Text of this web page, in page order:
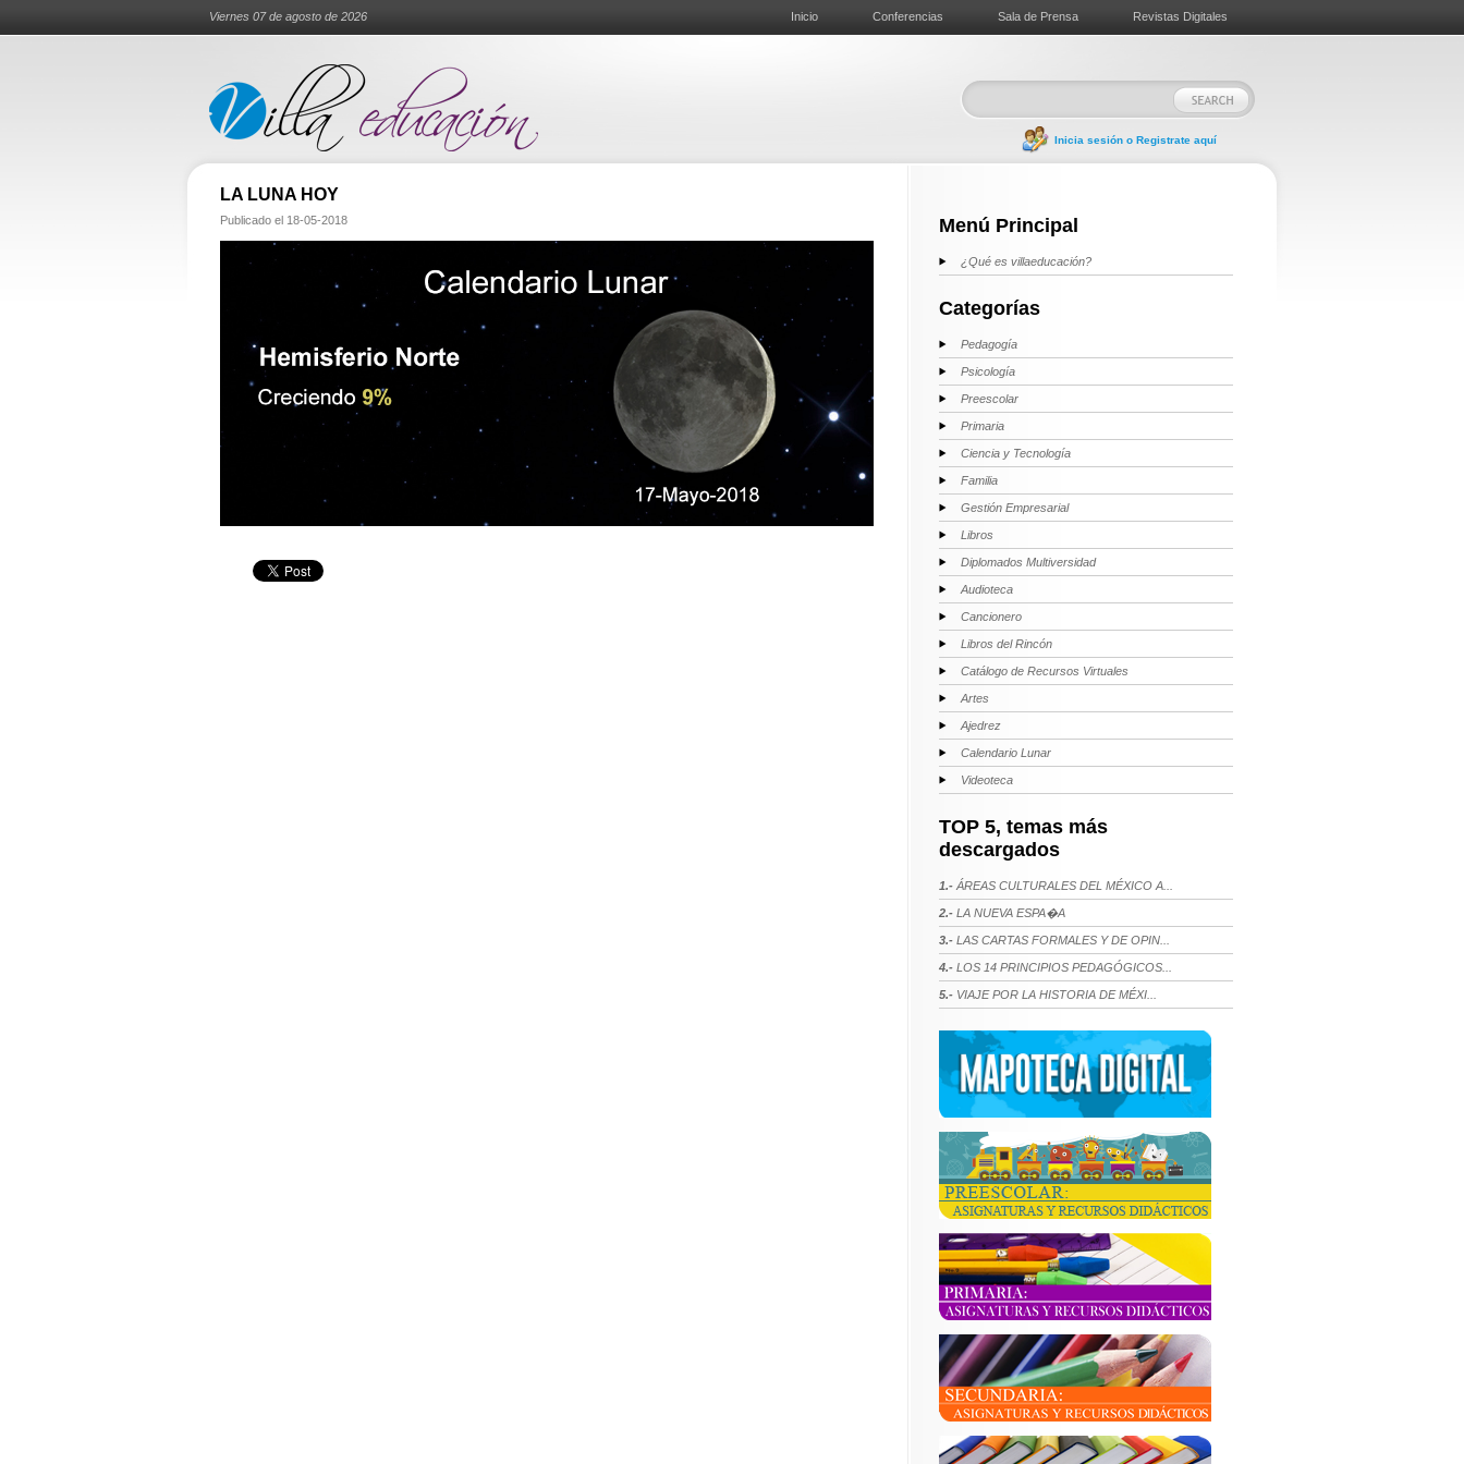
Viernes 07 de agosto de 2026 Inicio Conferencias Sala de Prensa Revistas Digitales
Inicia sesión o Registrate aquí
LA LUNA HOY
Publicado el 18-05-2018 Menú Principal
¿Qué es villaeducación?
Categorías
Pedagogía
Psicología
Preescolar
Primaria
Ciencia y Tecnología
Familia
Gestión Empresarial
Libros
Diplomados Multiversidad
Audioteca
Cancionero
Libros del Rincón
Catálogo de Recursos Virtuales
Artes
Ajedrez
Calendario Lunar
Videoteca
TOP 5, temas más
descargados
1.- ÁREAS CULTURALES DEL MÉXICO A...
2.- LA NUEVA ESPA�A
3.- LAS CARTAS FORMALES Y DE OPIN...
4.- LOS 14 PRINCIPIOS PEDAGÓGICOS...
5.- VIAJE POR LA HISTORIA DE MÉXI...